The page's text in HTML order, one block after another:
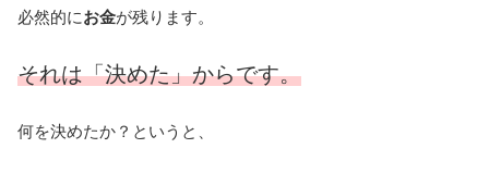
必然的にお金が残ります。
それは「決めた」からです。
何を決めたか？というと、